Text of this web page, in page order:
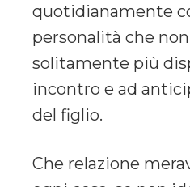
quotidianamente
personalità che
solitamente più
incontro e ad
del figlio.
Che relazione